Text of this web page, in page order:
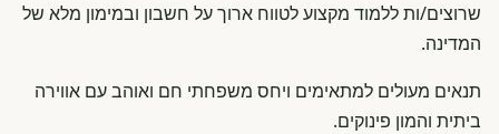
שרוצים/ות ללמוד מקצוע לטווח ארוך על חשבון ובמימון מלא של
המדינה.
תנאים מעולים למתאימים ויחס משפחתי חם ואוהב עם אווירה
ביתית והמון פינוקים.